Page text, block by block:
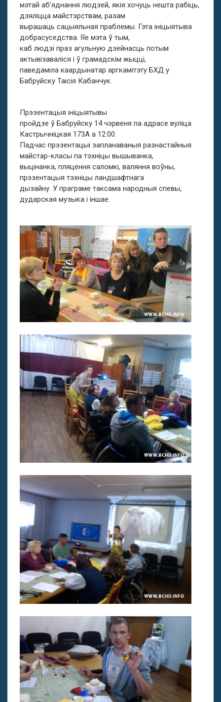
мэтай аб’яднання людзей, якія хочуць нешта рабіць,
дзяліцца майстэрствам, разам
вырашаць сацыяльная праблемы. Гэта ініцыятыва
добрасуседства. Яе мэта ў тым,
каб людзі праз агульную дзейнасць потым
актывізаваліся і ў грамадскім жыцці,
паведаміла каардынатар аргкамітэту БХД у
Бабруйску Таісія Кабанчук.
Прэзентацыя ініцыятывы
пройдзе ў Бабруйску 14 чэрвеня па адрасе вуліца
Кастрычніцкая 173А а 12:00.
Падчас прэзентацыі запланаваныя разнастайныя
майстар-класы па тэхніцы вышыванка,
выцінанка, пляцення саломкі, валяння воўны,
прэзентацыя тэхніцы ландшафтнага
дызайну. У праграме таксама народныя спевы,
дударская музыка і іншае.